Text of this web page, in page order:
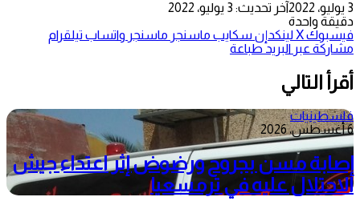
3 يوليو، 2022
آخر تحديث: 3 يوليو، 2022
دقيقة واحدة
فيسبوك‫Xلينكدإن سكايب ماسنجر ماسنجر واتساب تيلقرام
مشاركة عبر البريد طباعة
أقرأ التالي
فلسطينيات
6 أغسطس، 2026
إصابة مسن بجروح ورضوض إثر اعتداء جيش
الاحتلال عليه في ترمسعيا